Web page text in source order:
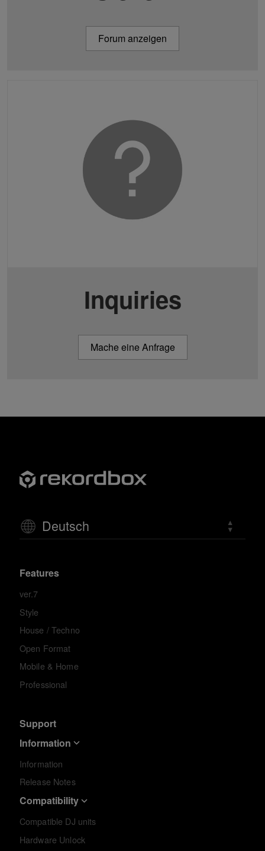
Forum anzeigen
Inquiries
Mache eine Anfrage
Deutsch
Features
ver.7
Style
House / Techno
Open Format
Mobile & Home
Professional
Support
Information
Information
Release Notes
Compatibility
Compatible DJ units
Hardware Unlock